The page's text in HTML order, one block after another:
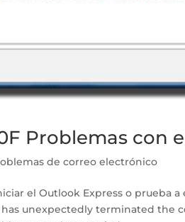
Problemas con
de correo electrónico
el Outlook Express o prueba
unexpectedly terminated the